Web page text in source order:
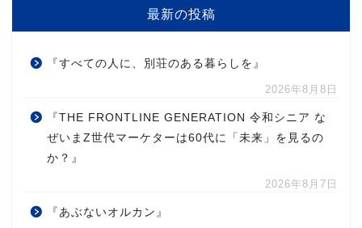
最新の投稿
『すべての人に、別荘のある暮らしを』
2026年8月8日
『THE FRONTLINE GENERATION 令和シニア な
ぜいまZ世代マーケターは60代に「未来」を見るの
か？』
2026年8月7日
『あぶないオルカン』